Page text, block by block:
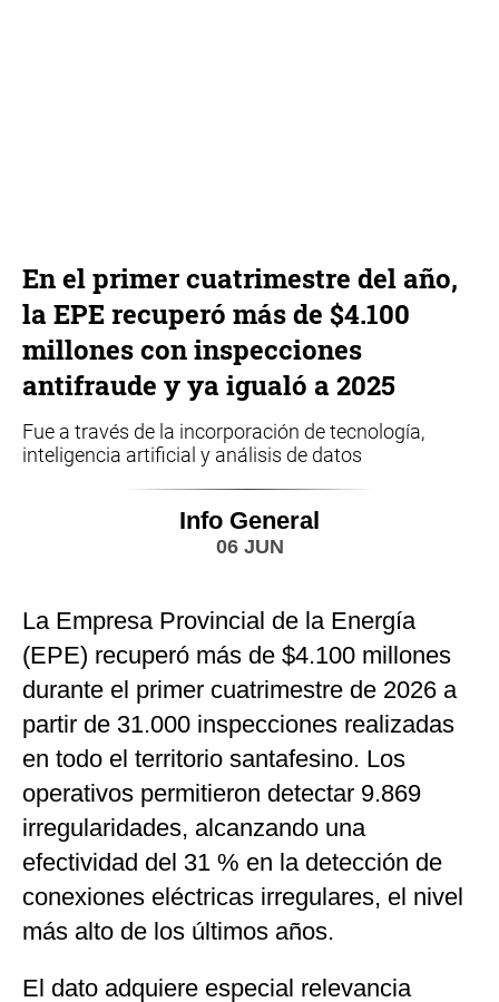
En el primer cuatrimestre del año,
la EPE recuperó más de $4.100
millones con inspecciones
antifraude y ya igualó a 2025
Fue a través de la incorporación de tecnología,
inteligencia artificial y análisis de datos
Info General
06 JUN
La Empresa Provincial de la Energía
(EPE) recuperó más de $4.100 millones
durante el primer cuatrimestre de 2026 a
partir de 31.000 inspecciones realizadas
en todo el territorio santafesino. Los
operativos permitieron detectar 9.869
irregularidades, alcanzando una
efectividad del 31 % en la detección de
conexiones eléctricas irregulares, el nivel
más alto de los últimos años.
El dato adquiere especial relevancia